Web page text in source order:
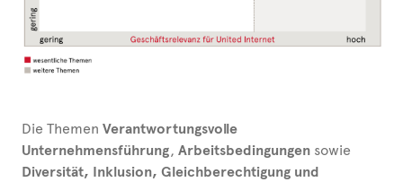
Die Themen Verantwortungsvolle
Unternehmensführung, Arbeitsbedingungen sowie
Diversität, Inklusion, Gleichberechtigung und